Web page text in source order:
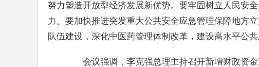
努力塑造开放型经济发展新优势。要牢固树立人民安
力。要加快推进突发重大公共安全应急管理保障地方
队伍建设，深化中医药管理体制改革，建设高水平公
会议强调，李克强总理主持召开新增财政资金